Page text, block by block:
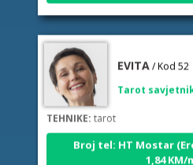
TEHNIKE:tarot
Broj tel: HT Mostar
1,84 KM/